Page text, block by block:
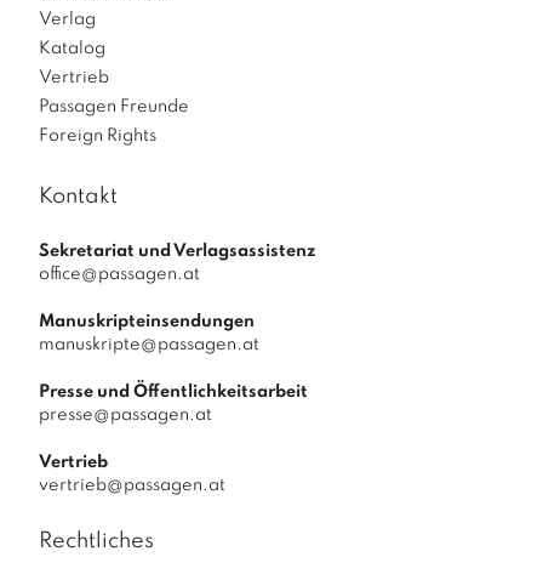
Verlag
Katalog
Vertrieb
Passagen Freunde
Foreign Rights
Kontakt
Sekretariat und Verlagsassistenz
office@passagen.at
Manuskripteinsendungen
manuskripte@passagen.at
Presse und Öffentlichkeitsarbeit
presse@passagen.at
Vertrieb
vertrieb@passagen.at
Rechtliches